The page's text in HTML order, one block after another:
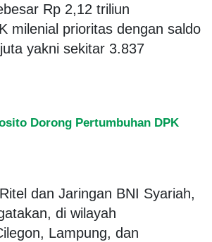
Rp 2,12 triliun
milenial prioritas dengan saldo
yakni sekitar 3.837
Dorong Pertumbuhan DPK
dan Jaringan BNI Syariah,
di wilayah
Lampung, dan